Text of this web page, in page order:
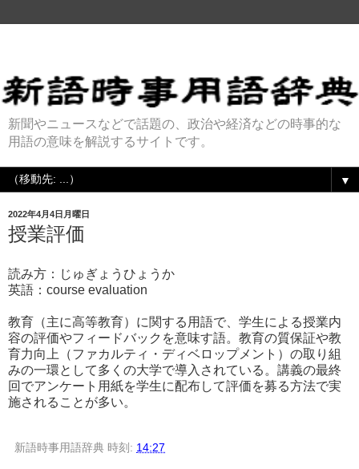
新聞やニュースなどで話題の、政治や経済などの時事的な
用語の意味を解説するサイトです。
▼
2022年4月4日月曜日
授業評価
読み方：じゅぎょうひょうか
英語：course evaluation
教育（主に高等教育）に関する用語で、学生による授業内
容の評価やフィードバックを意味す語。教育の質保証や教
育力向上（ファカルティ・ディベロップメント）の取り組
みの一環として多くの大学で導入されている。講義の最終
回でアンケート用紙を学生に配布して評価を募る方法で実
施されることが多い。
新語時事用語辞典 時刻: 14:27